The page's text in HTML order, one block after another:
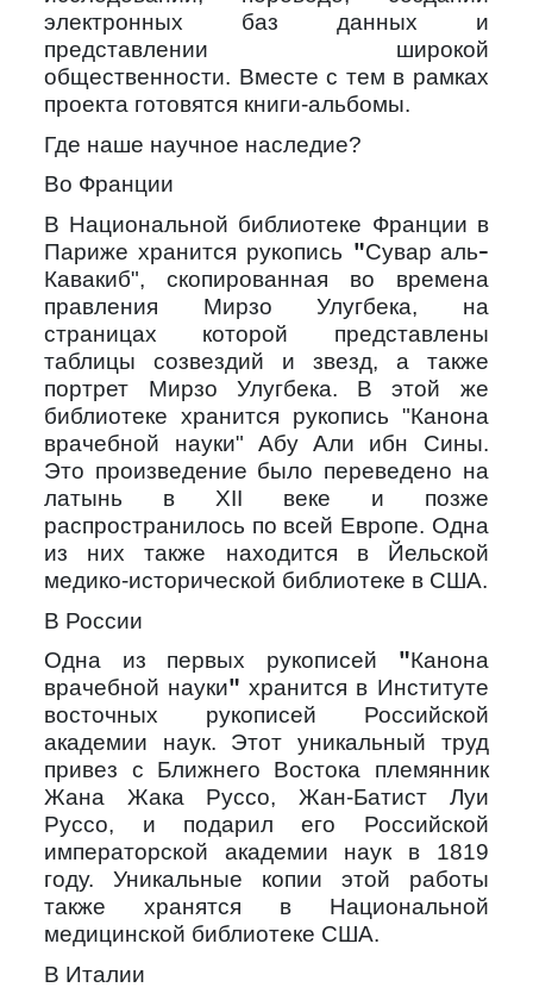
электронных баз данных и
представлении широкой
общественности. Вместе с тем в рамках
проекта готовятся книги-альбомы.
Где наше научное наследие?
Во Франции
В Национальной библиотеке Франции в
Париже хранится рукопись "Сувар аль-
Кавакиб", скопированная во времена
правления Мирзо Улугбека, на
страницах которой представлены
таблицы созвездий и звезд, а также
портрет Мирзо Улугбека. В этой же
библиотеке хранится рукопись "Канона
врачебной науки" Абу Али ибн Сины.
Это произведение было переведено на
латынь в XII веке и позже
распространилось по всей Европе. Одна
из них также находится в Йельской
медико-исторической библиотеке в США.
В России
Одна из первых рукописей
"Канона
врачебной науки" хранится в Институте
восточных рукописей Российской
академии наук. Этот уникальный труд
привез с Ближнего Востока племянник
Жана Жака Руссо, Жан-Батист Луи
Руссо, и подарил его Российской
императорской академии наук в 1819
году. Уникальные копии этой работы
также хранятся в Национальной
медицинской библиотеке США.
В Италии